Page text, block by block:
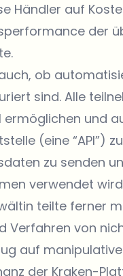
Händler auf
der
ob
sind. Alle
und
(eine “API”)
zu senden
verwendet
teilte ferner
Verfahren von
auf
der Kraken-